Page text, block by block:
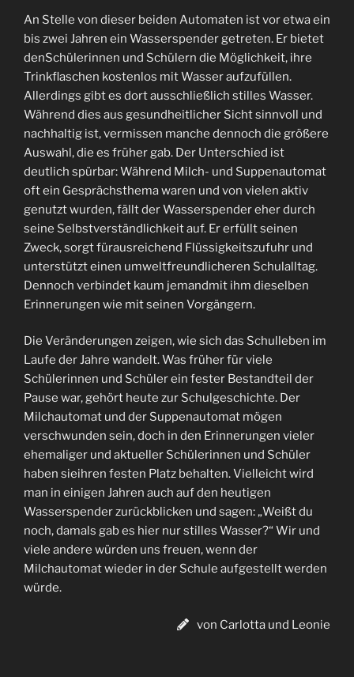
An Stelle von dieser beiden Automaten ist vor etwa ein
bis zwei Jahren ein Wasserspender getreten. Er bietet
denSchülerinnen und Schülern die Möglichkeit, ihre
Trinkflaschen kostenlos mit Wasser aufzufüllen.
Allerdings gibt es dort ausschließlich stilles Wasser.
Während dies aus gesundheitlicher Sicht sinnvoll und
nachhaltig ist, vermissen manche dennoch die größere
Auswahl, die es früher gab. Der Unterschied ist
deutlich spürbar: Während Milch- und Suppenautomat
oft ein Gesprächsthema waren und von vielen aktiv
genutzt wurden, fällt der Wasserspender eher durch
seine Selbstverständlichkeit auf. Er erfüllt seinen
Zweck, sorgt fürausreichend Flüssigkeitszufuhr und
unterstützt einen umweltfreundlicheren Schulalltag.
Dennoch verbindet kaum jemandmit ihm dieselben
Erinnerungen wie mit seinen Vorgängern.
Die Veränderungen zeigen, wie sich das Schulleben im
Laufe der Jahre wandelt. Was früher für viele
Schülerinnen und Schüler ein fester Bestandteil der
Pause war, gehört heute zur Schulgeschichte. Der
Milchautomat und der Suppenautomat mögen
verschwunden sein, doch in den Erinnerungen vieler
ehemaliger und aktueller Schülerinnen und Schüler
haben sieihren festen Platz behalten. Vielleicht wird
man in einigen Jahren auch auf den heutigen
Wasserspender zurückblicken und sagen: „Weißt du
noch, damals gab es hier nur stilles Wasser?“ Wir und
viele andere würden uns freuen, wenn der
Milchautomat wieder in der Schule aufgestellt werden
würde.
von Carlotta und Leonie